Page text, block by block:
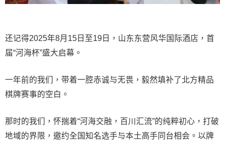
还记得2025年8月15日至19日，山东东营风华国际酒店，首
届“河海杯”盛大启幕。
一年前的我们，带着一腔赤诚与无畏，毅然填补了北方精品
棋牌赛事的空白。
那时的我们，怀揣着“河海交融，百川汇流”的纯粹初心，打破
地域的界限，邀约全国知名选手与本土高手同台相会。以牌